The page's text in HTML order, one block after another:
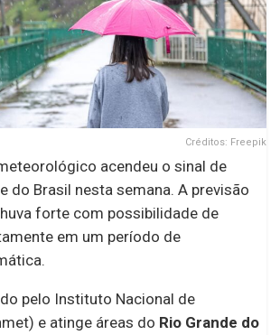
Créditos: Freepik
acendeu o sinal de
do Brasil nesta semana. A previsão
forte com possibilidade de
em um período de
pelo Instituto Nacional de
e atinge áreas do Rio Grande do